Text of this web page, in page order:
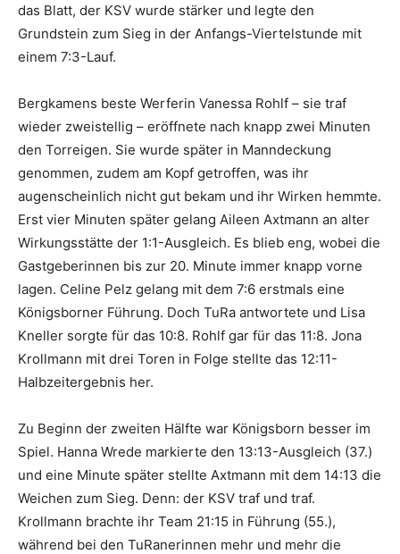
das Blatt, der KSV wurde stärker und legte den
Grundstein zum Sieg in der Anfangs-Viertelstunde mit
einem 7:3-Lauf.
Bergkamens beste Werferin Vanessa Rohlf – sie traf
wieder zweistellig – eröffnete nach knapp zwei Minuten
den Torreigen. Sie wurde später in Manndeckung
genommen, zudem am Kopf getroffen, was ihr
augenscheinlich nicht gut bekam und ihr Wirken hemmte.
Erst vier Minuten später gelang Aileen Axtmann an alter
Wirkungsstätte der 1:1-Ausgleich. Es blieb eng, wobei die
Gastgeberinnen bis zur 20. Minute immer knapp vorne
lagen. Celine Pelz gelang mit dem 7:6 erstmals eine
Königsborner Führung. Doch TuRa antwortete und Lisa
Kneller sorgte für das 10:8. Rohlf gar für das 11:8. Jona
Krollmann mit drei Toren in Folge stellte das 12:11-
Halbzeitergebnis her.
Zu Beginn der zweiten Hälfte war Königsborn besser im
Spiel. Hanna Wrede markierte den 13:13-Ausgleich (37.)
und eine Minute später stellte Axtmann mit dem 14:13 die
Weichen zum Sieg. Denn: der KSV traf und traf.
Krollmann brachte ihr Team 21:15 in Führung (55.),
während bei den TuRanerinnen mehr und mehr die